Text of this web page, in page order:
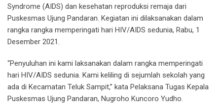
Syndrome (AIDS) dan kesehatan reproduksi remaja dari
Puskesmas Ujung Pandaran. Kegiatan ini dilaksanakan dalam
rangka rangka memperingati hari HIV/AIDS sedunia, Rabu, 1
Desember 2021.
“Penyuluhan ini kami laksanakan dalam rangka memperingati
hari HIV/AIDS sedunia. Kami keliling di sejumlah sekolah yang
ada di Kecamatan Teluk Sampit,” kata Pelaksana Tugas Kepala
Puskesmas Ujung Pandaran, Nugroho Kuncoro Yudho.